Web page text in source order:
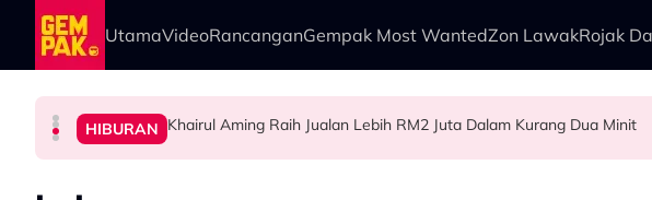
Skip to main content
UtamaVideoRancanganGempak Most WantedZon LawakRojak
HIBURAN Diserang Gara-Gara Netizen Salah Orang, Sherry Al Hadad Terkilan
HIBURAN Imran Aqil Kongsi Detik Sukar Isteri Ketika Berpantang - “Waktu Itu
HIBURAN Khairul Aming Raih Jualan Lebih RM2 Juta Dalam Kurang Dua Minit
HIBURAN “Ada Yang Datang Menyapa, Teresak-Esak Menangis…” - Noraniza